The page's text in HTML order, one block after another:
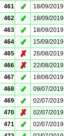
461
✓ 18/09/2019
462
✓ 18/09/2019
463
✓ 18/09/2019
464
✓ 15/09/2019
465
✗ 26/08/2019
466
✗ 22/08/2019
467
✓ 18/08/2019
468
✓ 09/07/2019
469
✓ 02/07/2019
470
✗ 02/07/2019
471
✓ 02/07/2019